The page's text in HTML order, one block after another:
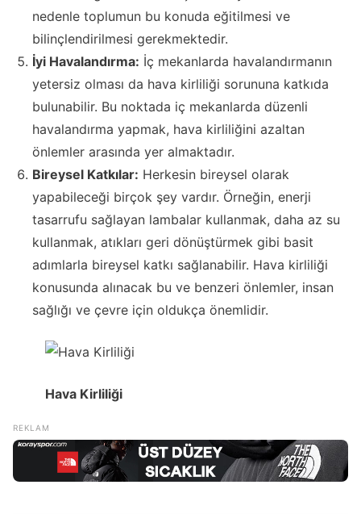
nedenle toplumun bu konuda eğitilmesi ve
bilinçlendirilmesi gerekmektedir.
İyi Havalandırma: İç mekanlarda havalandırmanın
yetersiz olması da hava kirliliği sorununa katkıda
bulunabilir. Bu noktada iç mekanlarda düzenli
havalandırma yapmak, hava kirliliğini azaltan
önlemler arasında yer almaktadır.
Bireysel Katkılar: Herkesin bireysel olarak
yapabileceği birçok şey vardır. Örneğin, enerji
tasarrufu sağlayan lambalar kullanmak, daha az su
kullanmak, atıkları geri dönüştürmek gibi basit
adımlarla bireysel katkı sağlanabilir. Hava kirliliği
konusunda alınacak bu ve benzeri önlemler, insan
sağlığı ve çevre için oldukça önemlidir.
Hava Kirliliği